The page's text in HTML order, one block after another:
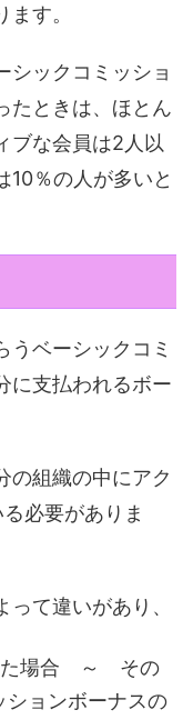
す。
シックコミッショ
たときは、ほとん
ブな会員は2人以
10％の人が多いと
うベーシックコミ
に支払われるボー
の組織の中にアク
必要がありま
て違いがあり、
た場合 ～ その
ションボーナスの